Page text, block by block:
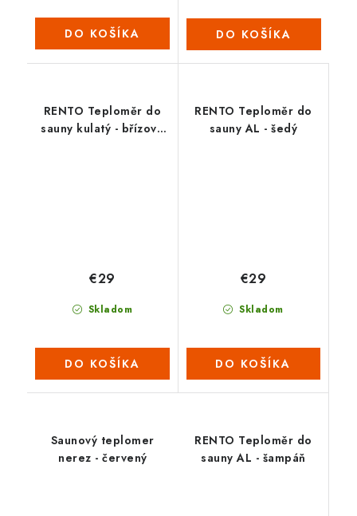
DO KOŠÍKA DO KOŠÍKA
RENTO Teploměr do
sauny kulatý - břízově
Skladom
€29
DO KOŠÍKA
RENTO Teploměr do
sauny AL - šedý
Skladom
€29
DO KOŠÍKA
Saunový teplomer
nerez - červený
RENTO Teploměr do
sauny AL - šampáň